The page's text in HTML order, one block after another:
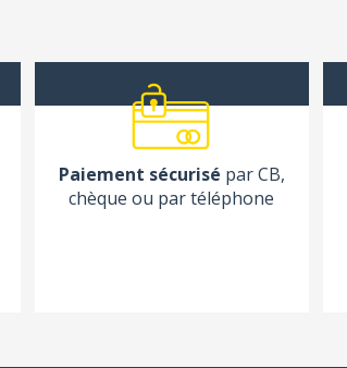
Paiement sécurisé par CB,
chèque ou par téléphone